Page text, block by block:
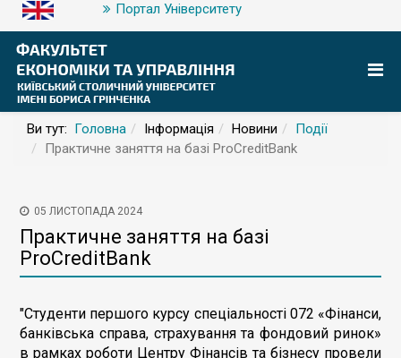
Портал Університету
Ви тут: Головна Інформація Новини
Події
Практичне заняття на базі ProCreditBank
05 ЛИСТОПАДА 2024
Практичне заняття на базі
ProCreditBank
"Студенти першого курсу спеціальності 072 «Фінанси,
банківська справа, страхування та фондовий ринок»
в рамках роботи Центру Фінансів та бізнесу провели